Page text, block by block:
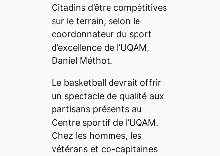
Citadins d’être compétitives
sur le terrain, selon le
coordonnateur du sport
d’excellence de l’UQAM,
Daniel Méthot.
Le basketball devrait offrir
un spectacle de qualité aux
partisans présents au
Centre sportif de l’UQAM.
Chez les hommes, les
vétérans et co-capitaines